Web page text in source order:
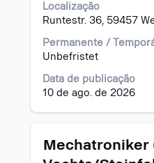
Localização
Runtestr. 36, 59457
Permanente /
Unbefristet
Data de publicação
10 de ago. de 2026
a
barra
de
espaço
para
visualizar
dela.
Título
Selecione